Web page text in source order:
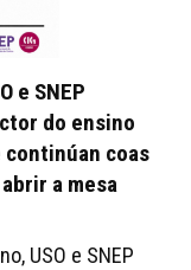
e SNEP
do ensino
coas
a mesa
USO e SNEP